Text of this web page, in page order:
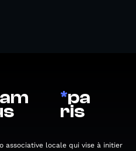
*pa
ris
associative locale qui vise à initier